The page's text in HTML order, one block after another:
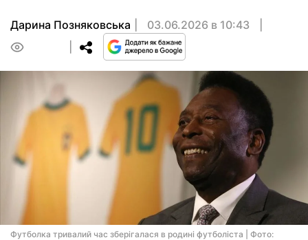
Дарина Позняковська
03.06.2026 в 10:43
Футболка тривалий час зберігалася в родині футболіста | Фото: